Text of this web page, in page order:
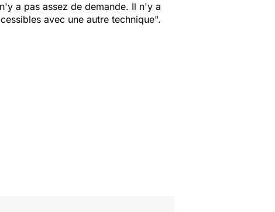
a pas assez de demande. Il n'y a
avec une autre technique".